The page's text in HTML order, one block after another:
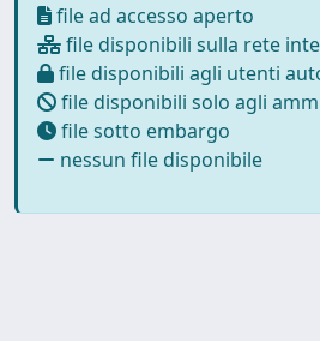
file ad accesso aperto
file disponibili sulla rete
file disponibili agli utenti
file disponibili solo agli
file sotto embargo
nessun file disponibile